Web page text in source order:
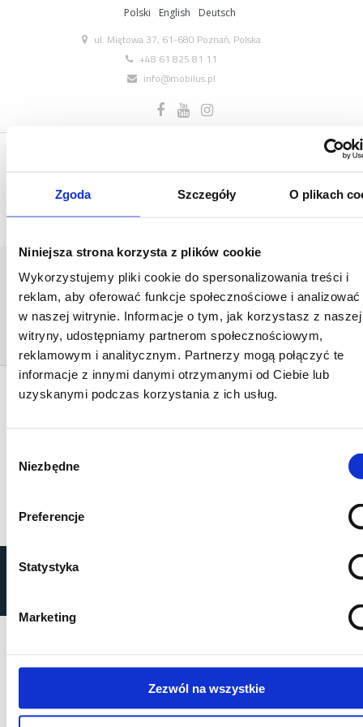
Zgoda Szczegóły O plikach
Niniejsza strona korzysta z plików cookie
Wykorzystujemy pliki cookie do spersonalizowania treści i
reklam, aby oferować funkcje społecznościowe i
w naszej witrynie. Informacje o tym, jak korzystasz z naszej
witryny, udostępniamy partnerom społecznościowym,
reklamowym i analitycznym. Partnerzy mogą połączyć te
informacje z innymi danymi otrzymanymi od Ciebie lub
uzyskanymi podczas korzystania z ich usług.
zgody
Niezbędne
Preferencje
Statystyka
Marketing
Zezwól na wszystkie
Polski English Deutsch
ul. Miętowa 37, 61-680 Poznań, Polska
+48 61 825 81 11
info@mobilus.pl
COMPRESSOR-265×62
Home/[:pl]Siłowniki Mobilus M45[:en]Mobilus -
Tubular motors M45[:de]Antriebe Mobilus M45[:]/
m45_ERS_23_14_pegasus_2018_nowy_zabierak-
compressor-265×62